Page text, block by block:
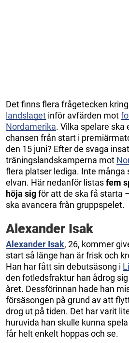
Det finns flera frågetecken
landslaget inför avfärden mot
Nordamerika. Vilka spelare ska
chansen från start i
den 15 juni? Efter de svaga
träningslandskamperna mot
flera platser lediga. Inte många
elvan. Här nedanför listasfem
höja sigför att de ska få starta
ska avancera från gruppspelet.
Alexander Isak
Alexander Isak, 26, kommer
start så länge han är frisk och
Han har fått sin debutsäsong i
den fotledsfraktur han ådrog
året. Dessförinnan hade han
försäsongen på grund av att
drog ut på tiden. Det har varit
huruvida han skulle kunna
får helt enkelt hoppas och se.